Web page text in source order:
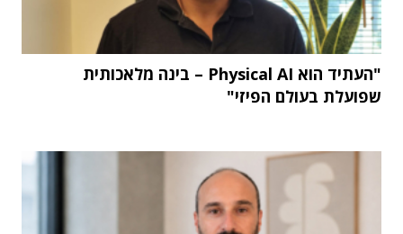
"העתיד הוא Physical AI – בינה מלאכותית
שפועלת בעולם הפיזי"